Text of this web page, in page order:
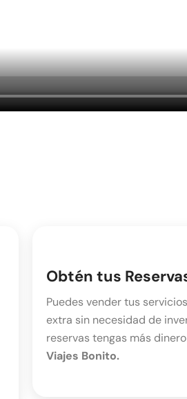
Obtén tus
Puedes vender tus
extra sin necesidad de
reservas tengas más
Viajes Bonito.